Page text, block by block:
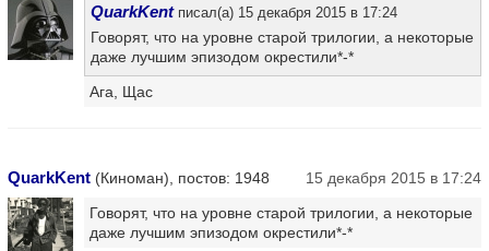
QuarkKentписал(а) 15 декабря 2015 в 17:24
Говорят, что на уровне старой трилогии, а некоторые
даже лучшим эпизодом окрестили*-*
Ага, Щас
QuarkKent (Киноман), постов: 1948 15 декабря 2015 в 17:24
Говорят, что на уровне старой трилогии, а некоторые
даже лучшим эпизодом окрестили*-*